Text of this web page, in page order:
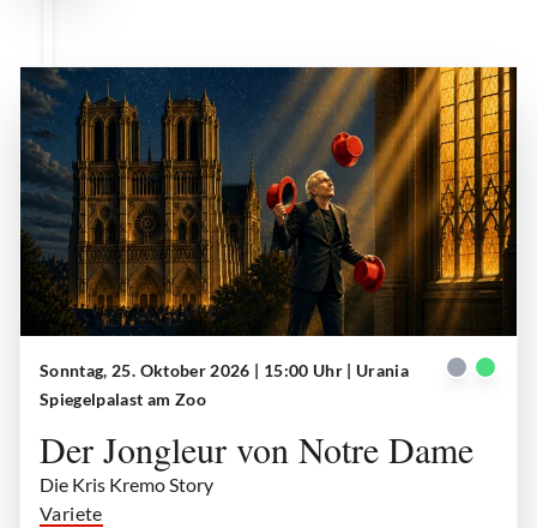
Sonntag, 25. Oktober 2026 | 15:00 Uhr | Urania
Spiegelpalast am Zoo
Der Jongleur von Notre Dame
Die Kris Kremo Story
Variete